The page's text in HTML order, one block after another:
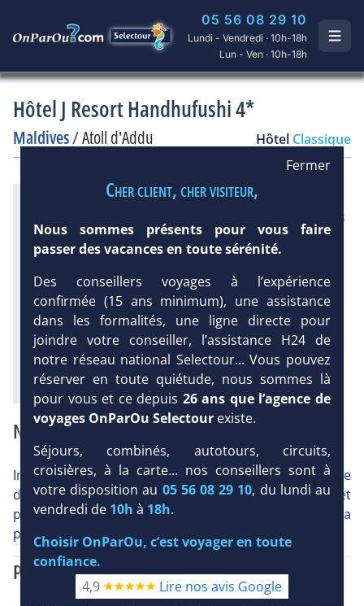
05 56 08 29 10
Lundi - Vendredi · 10h-18h
Lun - Ven · 10h-18h
Hôtel J Resort Handhufushi 4*
Maldives/Atoll d'Addu Hôtel Classique
D’INFORMATIONS
Infos plages :
Dist.
Distance
< 100 m
Long.
Longueur
:
15 km
Esp.
Espace
50 m
Équipement :
300
Tx: 29 % Tx : 27 %
NOTRE AVIS
Important : phénomène naturel rend la baignade
difficile sur l'île : absence de lagon d'un côté et
présence d'algues de l'autre ce qui explique la
présence de pas moins de 3 piscines sur l'île.
PRÉSENTATION
Fermer
Cher client, cher visiteur,
Nous sommes présents pour vous faire
passer des vacances en toute sérénité.
Des conseillers voyages à l’expérience
confirmée (15 ans minimum), une assistance
dans les formalités, une ligne directe pour
joindre votre conseiller, l’assistance H24 de
notre réseau national Selectour... Vous pouvez
réserver en toute quiétude, nous sommes là
pour vous et ce depuis 26 ans que l’agence de
voyages OnParOu Selectourexiste.
Séjours, combinés, autotours, circuits,
croisières, à la carte... nos conseillers sont à
votre disposition au 05 56 08 29 10, du lundi au
vendredi de 10h à 18h.
Choisir OnParOu, c’est voyager en toute
confiance.
4,9
Lire nos avis Google